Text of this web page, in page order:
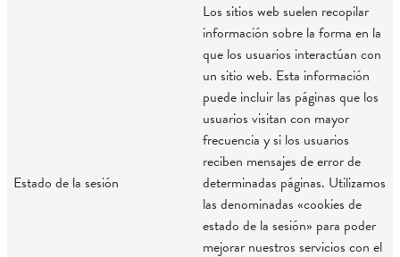
Estado de la sesión
Los sitios web suelen recopilar
información sobre la forma en la
que los usuarios interactúan con
un sitio web. Esta información
puede incluir las páginas que los
usuarios visitan con mayor
frecuencia y si los usuarios
reciben mensajes de error de
determinadas páginas. Utilizamos
las denominadas «cookies de
estado de la sesión» para poder
mejorar nuestros servicios con el